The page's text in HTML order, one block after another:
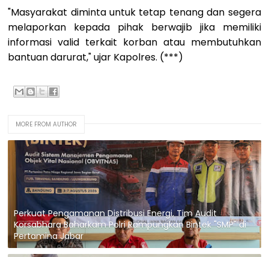
"Masyarakat diminta untuk tetap tenang dan segera
melaporkan kepada pihak berwajib jika memiliki
informasi valid terkait korban atau membutuhkan
bantuan darurat," ujar Kapolres. (***)
MORE FROM AUTHOR
Perkuat Pengamanan Distribusi Energi, Tim Audit
Korsabhara Baharkam Polri Rampungkan Bintek "SMP" di
Pertamina Jabar